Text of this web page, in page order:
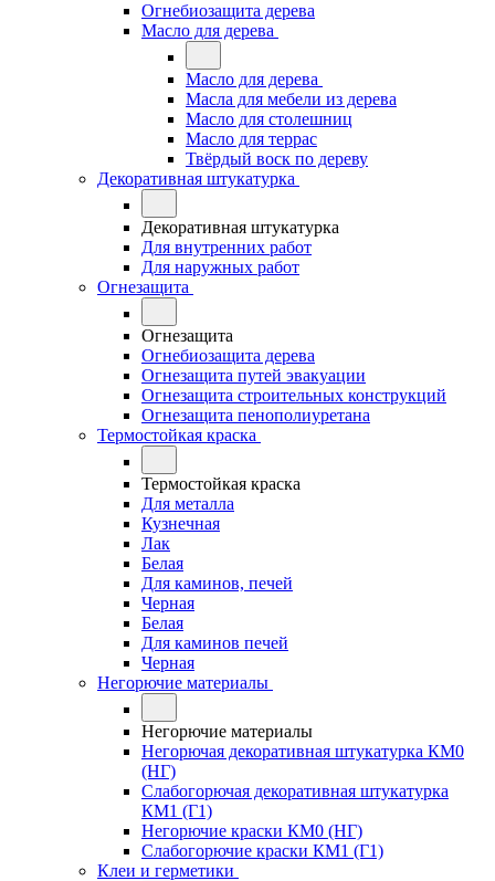
Огнебиозащита дерева
Масло для дерева
Масло для дерева
Масла для мебели из дерева
Масло для столешниц
Масло для террас
Твёрдый воск по дереву
Декоративная штукатурка
Декоративная штукатурка
Для внутренних работ
Для наружных работ
Огнезащита
Огнезащита
Огнебиозащита дерева
Огнезащита путей эвакуации
Огнезащита строительных конструкций
Огнезащита пенополиуретана
Термостойкая краска
Термостойкая краска
Для металла
Кузнечная
Лак
Белая
Для каминов, печей
Черная
Белая
Для каминов печей
Черная
Негорючие материалы
Негорючие материалы
Негорючая декоративная штукатурка КМ0
(НГ)
Слабогорючая декоративная штукатурка
КМ1 (Г1)
Негорючие краски КМ0 (НГ)
Слабогорючие краски КМ1 (Г1)
Клеи и герметики